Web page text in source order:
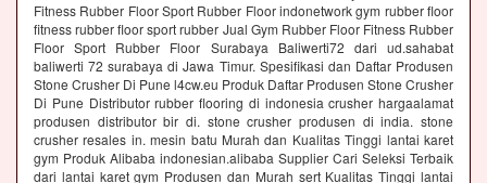
Fitness Rubber Floor Sport Rubber Floor indonetwork gym rubber floor
fitness rubber floor sport rubber Jual Gym Rubber Floor Fitness Rubber
Floor Sport Rubber Floor Surabaya Baliwerti72 dari ud.sahabat
baliwerti 72 surabaya di Jawa Timur. Spesifikasi dan Daftar Produsen
Stone Crusher Di Pune l4cw.eu Produk Daftar Produsen Stone Crusher
Di Pune Distributor rubber flooring di indonesia crusher hargaalamat
produsen distributor bir di. stone crusher produsen di india. stone
crusher resales in. mesin batu Murah dan Kualitas Tinggi lantai karet
gym Produk Alibaba indonesian.alibaba Supplier Cari Seleksi Terbaik
dari lantai karet gym Produsen dan Murah sert Kualitas Tinggi lantai